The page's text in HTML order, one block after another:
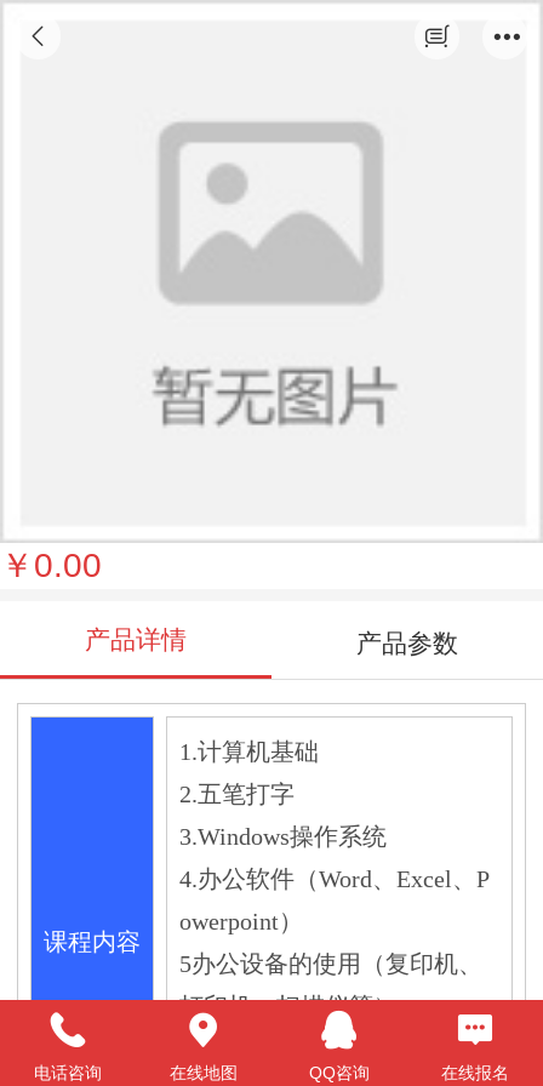
￥0.00
产品详情 产品参数
课程内容
1.计算机基础
2.五笔打字
3.Windows操作系统
4.办公软件（Word、Excel、P
owerpoint）
5办公设备的使用（复印机、
打印机、扫描仪等）
6.因特网的使用（文件的下载
电话咨询 在线地图 QQ咨询 在线报名